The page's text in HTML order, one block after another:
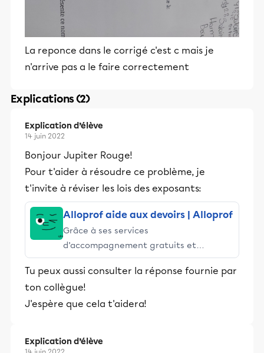
La reponce dans le corrigé c'est c mais je
n'arrive pas a le faire correctement
Explications (2)
Explication d’élève
14 juin 2022
Bonjour Jupiter Rouge!
Pour t'aider à résoudre ce problème, je
t'invite à réviser les lois des exposants:
Alloprof aide aux devoirs | Alloprof
Grâce à ses services
d’accompagnement gratuits et
stimulants, Alloprof engage les élèves
et leurs parents dans la réussite
éducative.
Tu peux aussi consulter la réponse fournie par
ton collègue!
J'espère que cela t'aidera!
Explication d’élève